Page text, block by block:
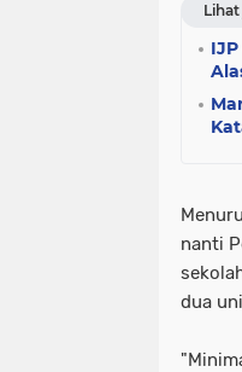
nanti
dua